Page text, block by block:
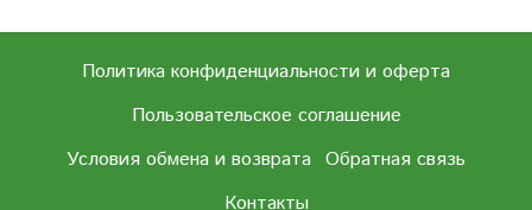
Политика конфиденциальности и оферта
Пользовательское соглашение
Условия обмена и возврата Обратная связь
Контакты